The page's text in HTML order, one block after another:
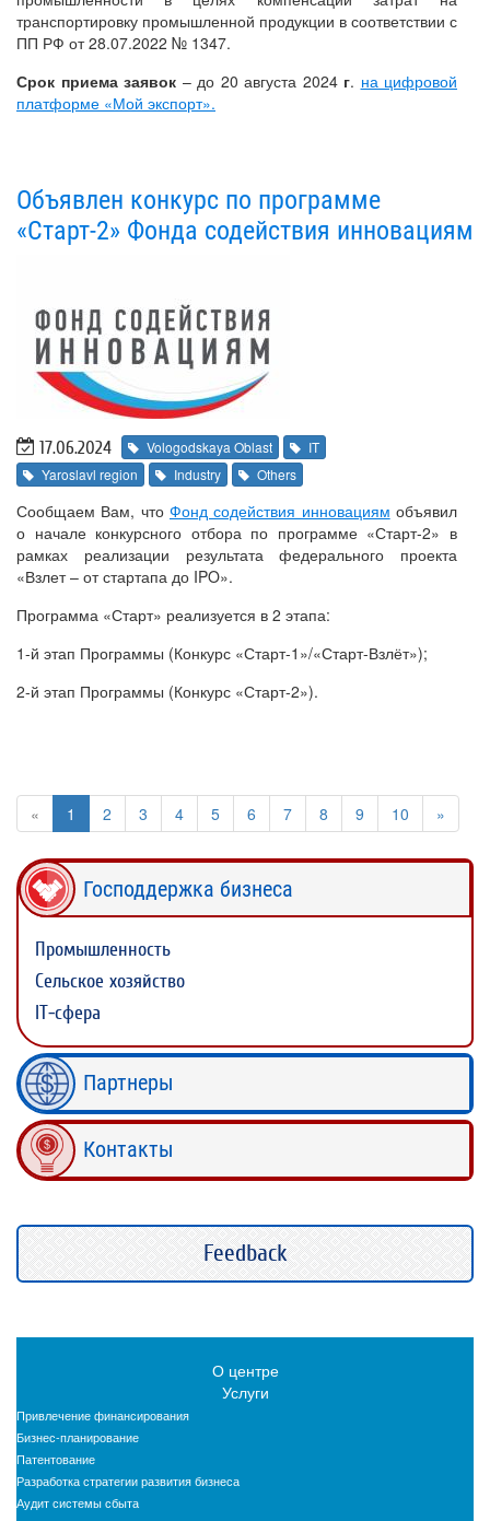
транспортировку промышленной продукции в соответствии с
ПП РФ от 28.07.2022 № 1347.
Срок приема заявок – до 20 августа 2024 г. на цифровой
платформе «Мой экспорт».
Объявлен конкурс по программе
«Старт-2» Фонда содействия инновациям
17.06.2024 Vologodskaya Oblast
IT
Yaroslavl region
Industry Others
Сообщаем Вам, что Фонд содействия инновациям объявил
о начале конкурсного отбора по программе «Старт-2» в
рамках реализации результата федерального проекта
«Взлет – от стартапа до IPO».
Программа «Старт» реализуется в 2 этапа:
1-й этап Программы (Конкурс «Старт-1»/«Старт-Взлёт»);
2-й этап Программы (Конкурс «Старт-2»).
« 1 2 3 4 5 6 7 8 9 10 »
Господдержка бизнеса
Промышленность
Сельское хозяйство
IT-сфера
Партнеры
Контакты
Feedback
О центре
Услуги
Привлечение финансирования
Бизнес-планирование
Патентование
Разработка стратегии развития бизнеса
Аудит системы сбыта